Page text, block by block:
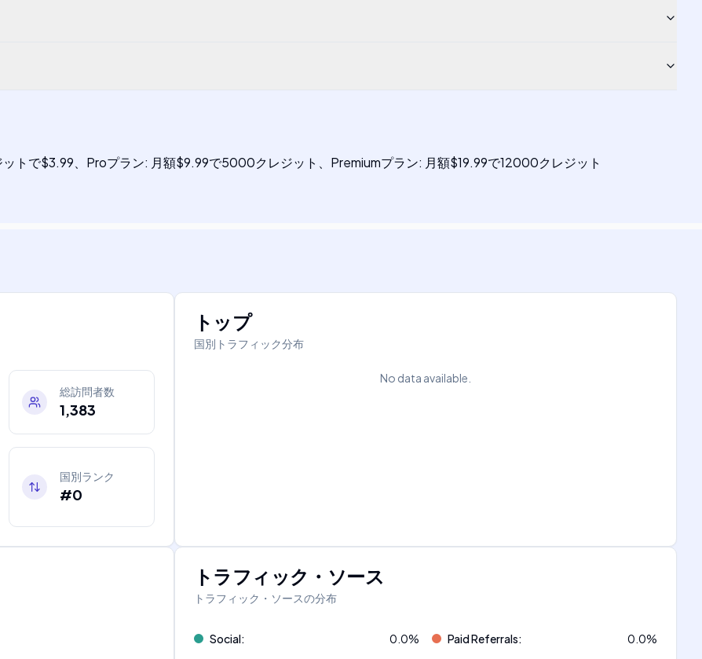
トで$3.99、Proプラン: 月額$9.99で5000クレジット、Premiumプラン: 月額$19.99で12000クレジット
総訪問者数
1,383
国別ランク
#0
トップ
国別トラフィック分布
No data available.
トラフィック・ソース
トラフィック・ソースの分布
Social: 0.0% Paid Referrals: 0.0%